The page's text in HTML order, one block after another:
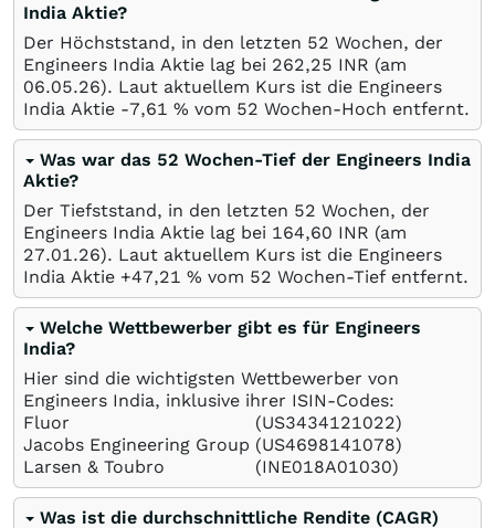
India Aktie?
Der Höchststand, in den letzten 52 Wochen, der
Engineers India Aktie lag bei 262,25 INR (am
06.05.26). Laut aktuellem Kurs ist die Engineers
India Aktie -7,61 % vom 52 Wochen-Hoch entfernt.
Was war das 52 Wochen-Tief der Engineers India
Aktie?
Der Tiefststand, in den letzten 52 Wochen, der
Engineers India Aktie lag bei 164,60 INR (am
27.01.26). Laut aktuellem Kurs ist die Engineers
India Aktie +47,21 % vom 52 Wochen-Tief entfernt.
Welche Wettbewerber gibt es für Engineers
India?
Hier sind die wichtigsten Wettbewerber von
Engineers India, inklusive ihrer ISIN-Codes:
Fluor
(US3434121022)
Jacobs Engineering Group (US4698141078)
Larsen & Toubro
(INE018A01030)
Was ist die durchschnittliche Rendite (CAGR)